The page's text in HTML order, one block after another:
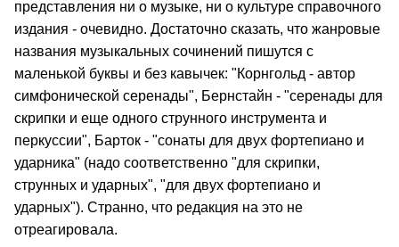
представления ни о музыке, ни о культуре справочного
издания - очевидно. Достаточно сказать, что жанровые
названия музыкальных сочинений пишутся с
маленькой буквы и без кавычек: "Корнгольд - автор
симфонической серенады", Бернстайн - "серенады для
скрипки и еще одного струнного инструмента и
перкуссии", Барток - "сонаты для двух фортепиано и
ударника" (надо соответственно "для скрипки,
струнных и ударных", "для двух фортепиано и
ударных"). Странно, что редакция на это не
отреагировала.